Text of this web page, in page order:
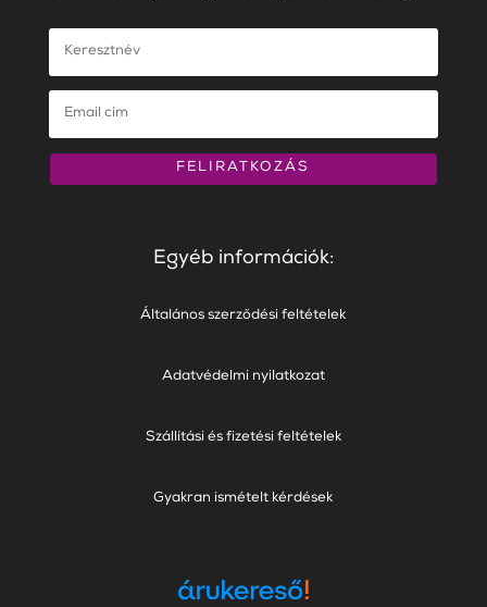
FELIRATKOZÁS
Egyéb információk:
Általános szerződési feltételek
Adatvédelmi nyilatkozat
Szállítási és fizetési feltételek
Gyakran ismételt kérdések